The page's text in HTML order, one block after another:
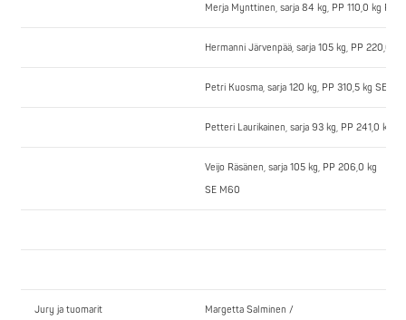
Merja Mynttinen, sarja 84 kg, PP 110,0 kg PE
Hermanni Järvenpää, sarja 105 kg, PP 220,0
Petri Kuosma, sarja 120 kg, PP 310,5 kg SE
Petteri Laurikainen, sarja 93 kg, PP 241,0 kg
Veijo Räsänen, sarja 105 kg, PP 206,0 kg
SE M60
Jury ja tuomarit
Margetta Salminen /